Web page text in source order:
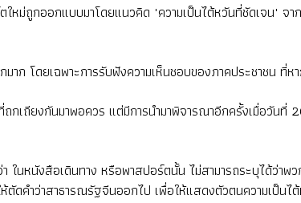
ม่ถูกออกแบบมาโดยแนวคิด "ความเป็นไต้หวันที่ชัดเจน" จา
ก โดยเฉพาะการรับฟังความเห็นชอบของภาคประชาชน ที่
เถียงกันมาพอควร แต่มีการนำมาพิจารณาอีกครั้งเมื่อวันที่
ในหนังสือเดินทาง หรือพาสปอร์ตนั้น ไม่สามารถระบุได้ว่าพ
ดคำว่าสาธารณรัฐจีนออกไป เพื่อให้แสดงตัวตนความเป็นไ